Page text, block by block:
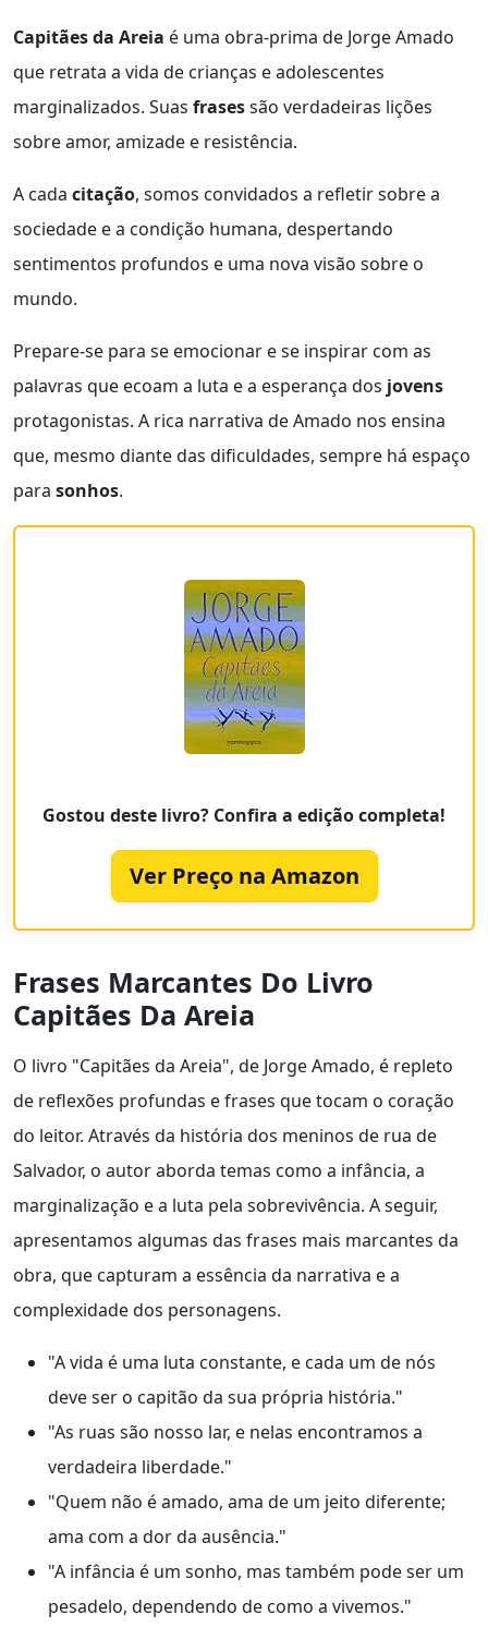
Capitães da Areia é uma obra-prima de Jorge Amado
que retrata a vida de crianças e adolescentes
marginalizados. Suas frasessão verdadeiras lições
sobre amor, amizade e resistência.
A cada citação, somos convidados a refletir sobre a
sociedade e a condição humana, despertando
sentimentos profundos e uma nova visão sobre o
mundo.
Prepare-se para se emocionar e se inspirar com as
palavras que ecoam a luta e a esperança dos jovens
protagonistas. A rica narrativa de Amado nos ensina
que, mesmo diante das dificuldades, sempre há espaço
para sonhos.
Gostou deste livro? Confira a edição completa!
Ver Preço na Amazon
Frases Marcantes Do Livro
Capitães Da Areia
O livro "Capitães da Areia", de Jorge Amado, é repleto
de reflexões profundas e frases que tocam o coração
do leitor. Através da história dos meninos de rua de
Salvador, o autor aborda temas como a infância, a
marginalização e a luta pela sobrevivência. A seguir,
apresentamos algumas das frases mais marcantes da
obra, que capturam a essência da narrativa e a
complexidade dos personagens.
"A vida é uma luta constante, e cada um de nós
deve ser o capitão da sua própria história."
"As ruas são nosso lar, e nelas encontramos a
verdadeira liberdade."
"Quem não é amado, ama de um jeito diferente;
ama com a dor da ausência."
"A infância é um sonho, mas também pode ser um
pesadelo, dependendo de como a vivemos."